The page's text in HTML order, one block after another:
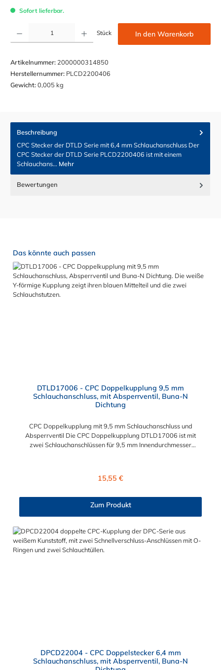
Sofort lieferbar.
Stück In den Warenkorb
Artikelnummer: 2000000314850
Herstellernummer: PLCD2200406
Gewicht:0,005 kg
Beschreibung
CPC Stecker der DTLD Serie mit 6,4 mm Schlauchanschluss Der
CPC Stecker der DTLD Serie PLCD2200406 ist mit einem
Schlauchans… Mehr
Bewertungen
Produktgalerie überspringen
Das könnte auch passen
DTLD17006 - CPC Doppelkupplung 9,5 mm
Schlauchanschluss, mit Absperrventil, Buna-N
Dichtung
CPC Doppelkupplung mit 9,5 mm Schlauchanschluss und
Absperrventil Die CPC Doppelkupplung DTLD17006 ist mit
zwei Schlauchanschlüssen für 9,5 mm Innendurchmesser
CPC Doppelkupplung mit allen CPC Steckern der DTLD-, PLC-,
Regulärer Preis:
15,55 €
Zum Produkt
DPCD22004 - CPC Doppelstecker 6,4 mm
Schlauchanschluss, mit Absperrventil, Buna-N